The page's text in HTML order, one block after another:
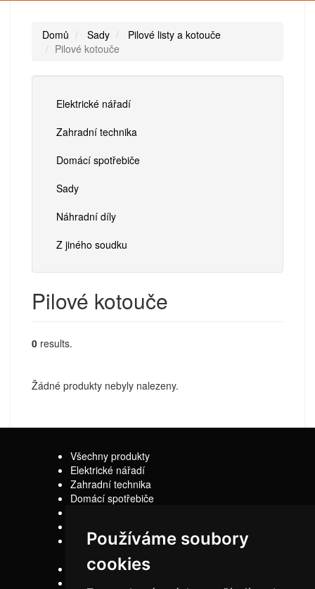
Používáme soubory
cookies
Domů Sady
Pilové listy a kotouče
Pilové kotouče
Elektrické nářadí
Zahradní technika
Domácí spotřebiče
Sady
Náhradní díly
Z jiného soudku
Pilové kotouče
0 results.
Žádné produkty nebyly nalezeny.
Všechny produkty
Elektrické nářadí
Zahradní technika
Domácí spotřebiče
Z jiného soudku
Kontakty